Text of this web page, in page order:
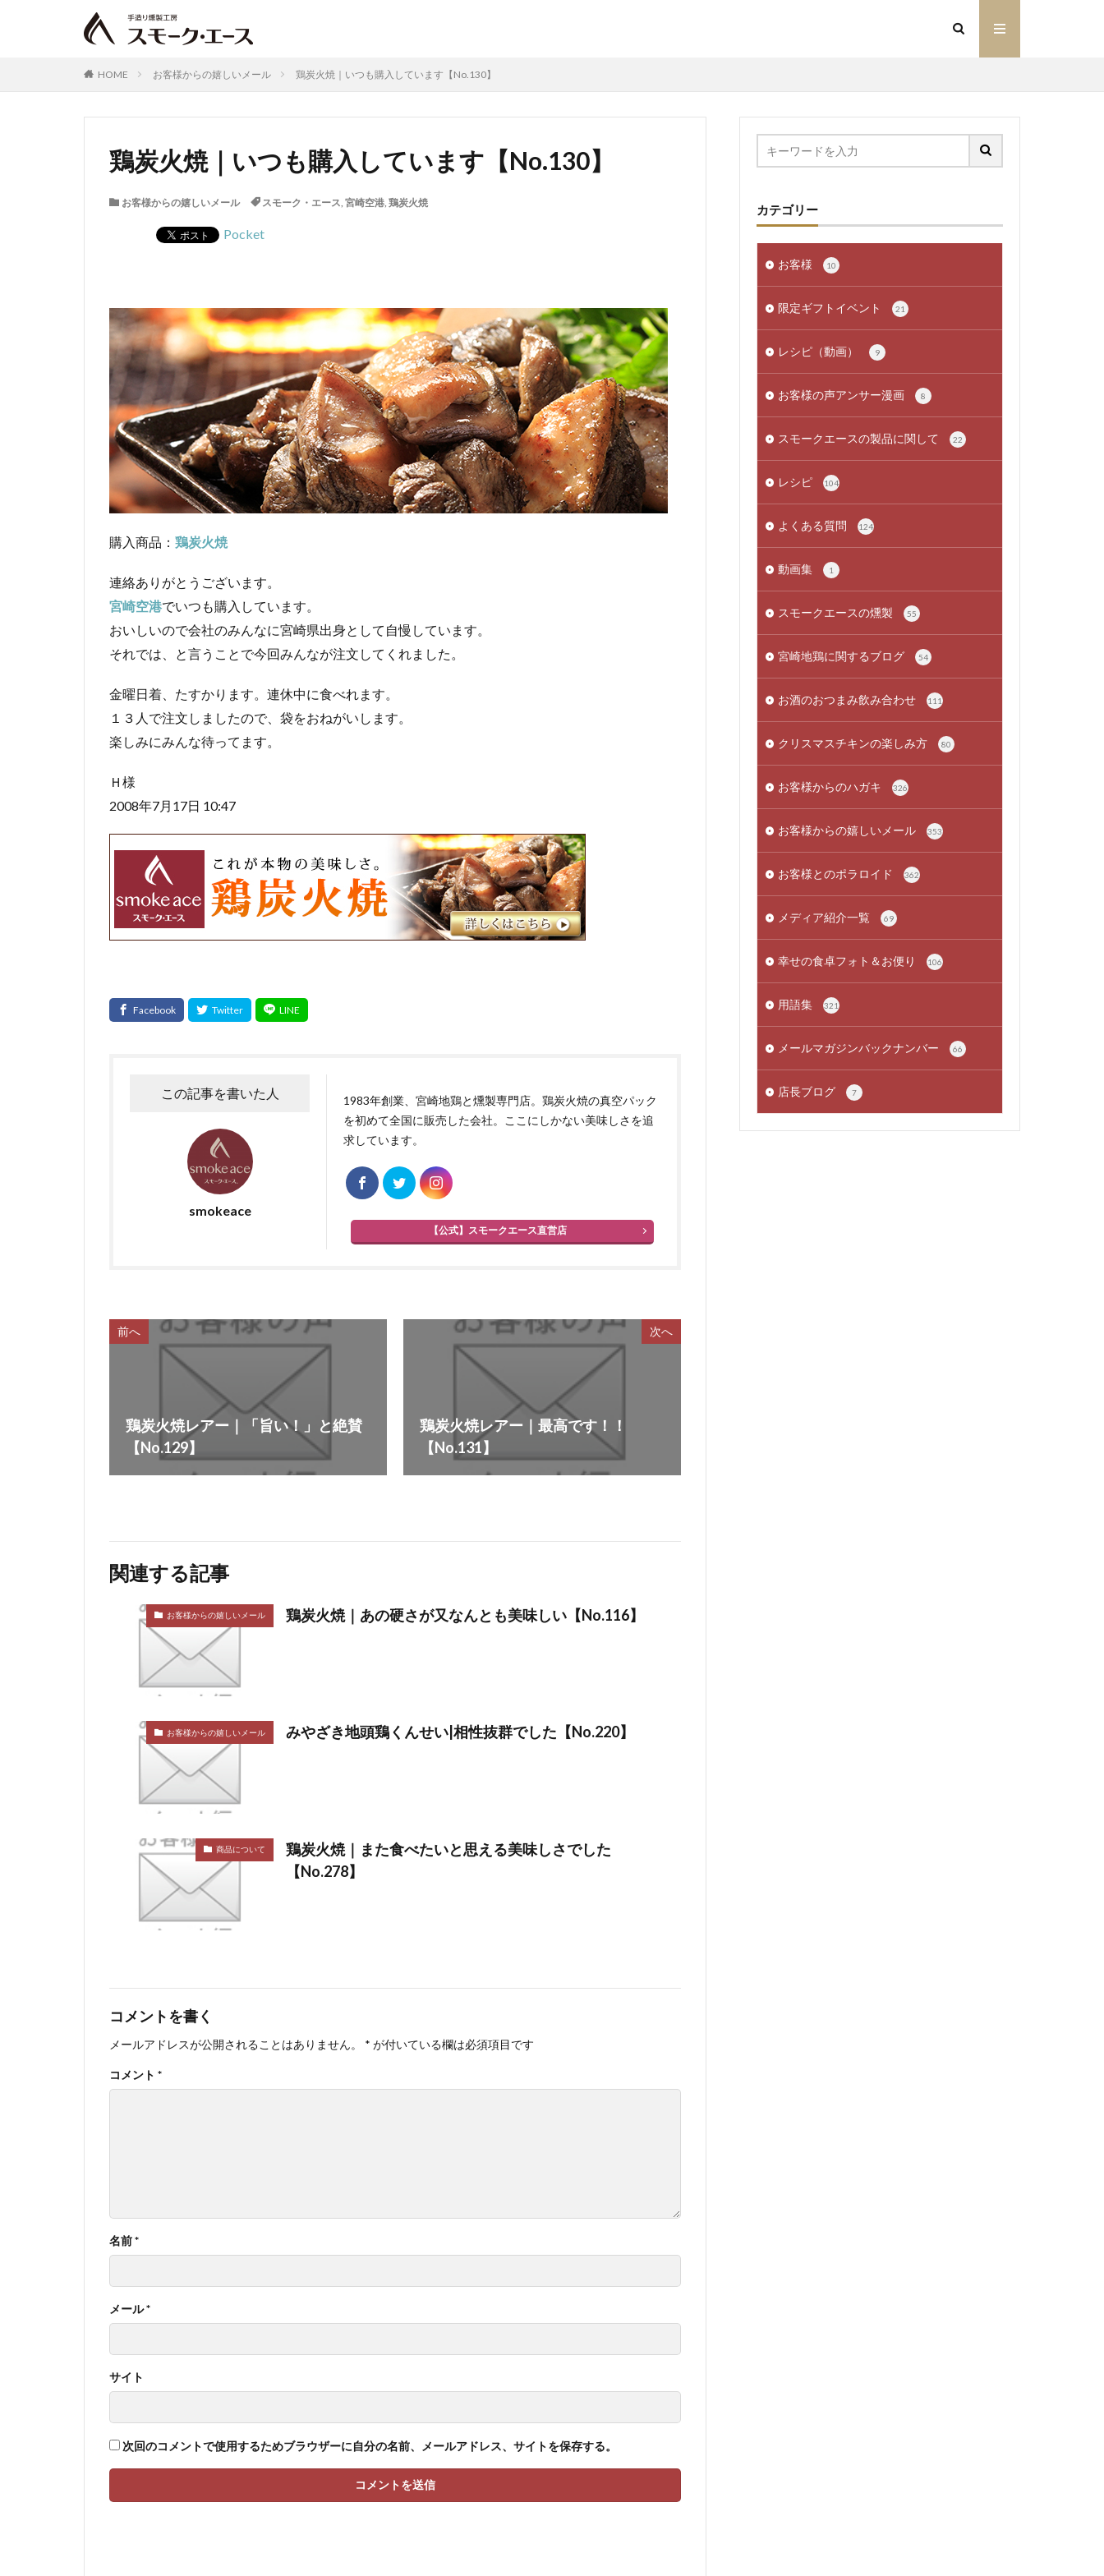
HOME お客様からの嬉しいメール 鶏炭火焼｜いつも購入しています【No.130】
鶏炭火焼｜いつも購入しています【No.130】
お客様からの嬉しいメール スモーク・エース, 宮崎空港, 鶏炭火焼
Pocket
購入商品： 鶏炭火焼
連絡ありがとうございます。
宮崎空港でいつも購入しています。
おいしいので会社のみんなに宮崎県出身として自慢しています。
それでは、と言うことで今回みんなが注文してくれました。
金曜日着、たすかります。連休中に食べれます。
１３人で注文しましたので、袋をおねがいします。
楽しみにみんな待ってます。
Ｈ様
2008年7月17日 10:47
この記事を書いた人
smokeace
1983年創業、宮崎地鶏と燻製専門店。鶏炭火焼の真空パック
を初めて全国に販売した会社。ここにしかない美味しさを追
求しています。
【公式】スモークエース直営店
前へ
鶏炭火焼レアー｜「旨い！」と絶賛
【No.129】
次へ
鶏炭火焼レアー｜最高です！！
【No.131】
関連する記事
お客様からの嬉しいメール 鶏炭火焼｜あの硬さが又なんとも美味しい【No.116】
お客様からの嬉しいメール みやざき地頭鶏くんせい|相性抜群でした【No.220】
商品について
鶏炭火焼｜また食べたいと思える美味しさでした
【No.278】
コメントを書く
メールアドレスが公開されることはありません。 * が付いている欄は必須項目です
コメント *
名前*
メール*
サイト
次回のコメントで使用するためブラウザーに自分の名前、メールアドレス、サイトを保存する。
カテゴリー
お客様 10
限定ギフトイベント 21
レシピ（動画） 9
お客様の声アンサー漫画 8
スモークエースの製品に関して 22
レシピ 104
よくある質問 124
動画集 1
スモークエースの燻製 55
宮崎地鶏に関するブログ 54
お酒のおつまみ飲み合わせ 111
クリスマスチキンの楽しみ方 80
お客様からのハガキ 326
お客様からの嬉しいメール 353
お客様とのポラロイド 362
メディア紹介一覧 69
幸せの食卓フォト＆お便り 106
用語集 321
メールマガジンバックナンバー 66
店長ブログ 7